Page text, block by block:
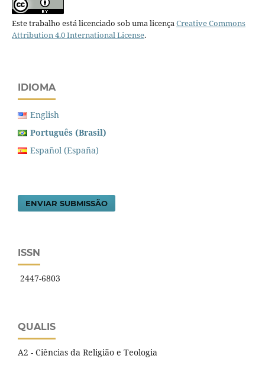
Este trabalho está licenciado sob uma licença Creative Commons
Attribution 4.0 International License.
IDIOMA
English
Português (Brasil)
Español (España)
ENVIAR SUBMISSÃO
ISSN
2447-6803
QUALIS
A2 - Ciências da Religião e Teologia